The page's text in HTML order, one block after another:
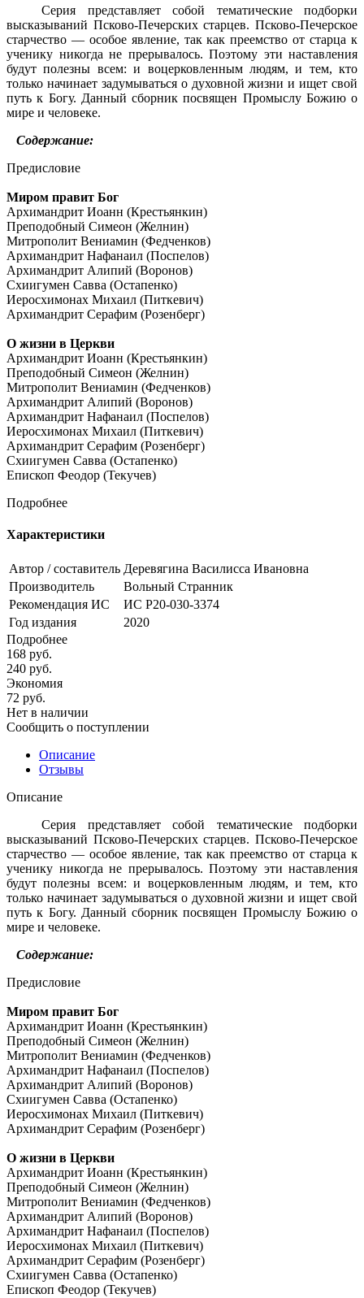
Серия представляет собой тематические подборки
высказываний Псково-Печерских старцев. Псково-Пе­черское
старчество — особое явление, так как преемство от старца к
ученику никогда не прерывалось. Поэтому эти наставления
будут полезны всем: и воцерковленным лю­дям, и тем, кто
только начинает задумываться о духовной жизни и ищет свой
путь к Богу. Данный сборник посвя­щен Промыслу Божию о
мире и человеке.
Содержание:
Предисловие
Миром правит Бог
Архимандрит Иоанн (Крестьянкин)
Преподобный Симеон (Желнин)
Митрополит Вениамин (Федченков)
Архимандрит Нафанаил (Поспелов)
Архимандрит Алипий (Воронов)
Схиигумен Савва (Остапенко)
Иеросхимонах Михаил (Питкевич)
Архимандрит Серафим (Розенберг)
О жизни в Церкви
Архимандрит Иоанн (Крестьянкин)
Преподобный Симеон (Желнин)
Митрополит Вениамин (Федченков)
Архимандрит Алипий (Воронов)
Архимандрит Нафанаил (Поспелов)
Иеросхимонах Михаил (Питкевич)
Архимандрит Серафим (Розенберг)
Схиигумен Савва (Остапенко)
Епископ Феодор (Текучев)
Подробнее
Характеристики
Автор / составитель Деревягина Василисса Ивановна
Производитель
Вольный Странник
Рекомендация ИС
ИС Р20-030-3374
Год издания
2020
Подробнее
168 руб.
240 руб.
Экономия
72 руб.
Нет в наличии
Сообщить о поступлении
Описание
Отзывы
Описание
Серия представляет собой тематические подборки
высказываний Псково-Печерских старцев. Псково-Пе­черское
старчество — особое явление, так как преемство от старца к
ученику никогда не прерывалось. Поэтому эти наставления
будут полезны всем: и воцерковленным лю­дям, и тем, кто
только начинает задумываться о духовной жизни и ищет свой
путь к Богу. Данный сборник посвя­щен Промыслу Божию о
мире и человеке.
Содержание:
Предисловие
Миром правит Бог
Архимандрит Иоанн (Крестьянкин)
Преподобный Симеон (Желнин)
Митрополит Вениамин (Федченков)
Архимандрит Нафанаил (Поспелов)
Архимандрит Алипий (Воронов)
Схиигумен Савва (Остапенко)
Иеросхимонах Михаил (Питкевич)
Архимандрит Серафим (Розенберг)
О жизни в Церкви
Архимандрит Иоанн (Крестьянкин)
Преподобный Симеон (Желнин)
Митрополит Вениамин (Федченков)
Архимандрит Алипий (Воронов)
Архимандрит Нафанаил (Поспелов)
Иеросхимонах Михаил (Питкевич)
Архимандрит Серафим (Розенберг)
Схиигумен Савва (Остапенко)
Епископ Феодор (Текучев)